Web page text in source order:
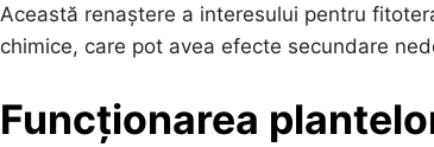
Această renaștere a interesului pentru
chimice, care pot avea efecte secundare
Funcționarea